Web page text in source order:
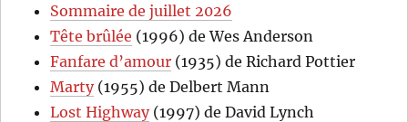
Sommaire de juillet 2026
Tête brûlée (1996) de Wes Anderson
Fanfare d’amour (1935) de Richard Pottier
Marty(1955) de Delbert Mann
Lost Highway(1997) de David Lynch